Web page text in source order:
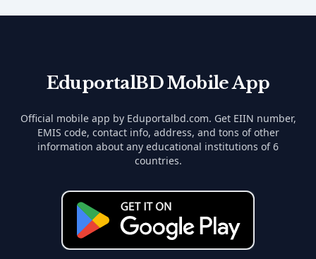
EduportalBD Mobile App
Official mobile app by Eduportalbd.com. Get EIIN number,
EMIS code, contact info, address, and tons of other
information about any educational institutions of 6
countries.